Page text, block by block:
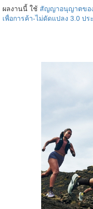
ผลงานนี้ ใช้ สัญญาอนุญาตขอ
เพื่อการค้า-ไม่ดัดแปลง 3.0 ปร